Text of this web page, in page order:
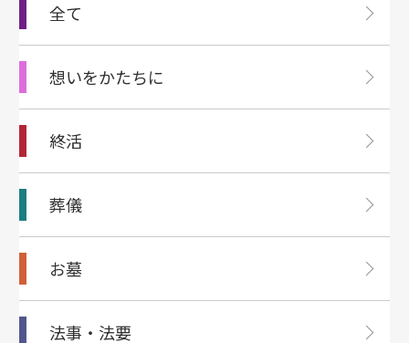
全て
想いをかたちに
終活
葬儀
お墓
法事・法要